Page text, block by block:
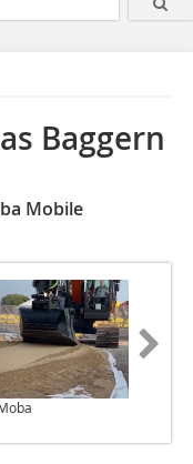
Baggern
Mobile